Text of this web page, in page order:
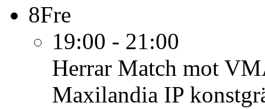
8Fre
19:00 - 21:00
Herrar Match mot
Maxilandia IP